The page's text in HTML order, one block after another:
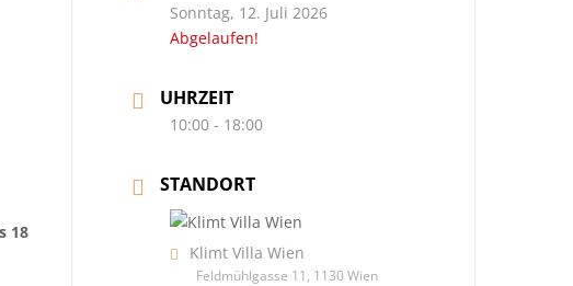
18
Sonntag, 12. Juli 2026
Abgelaufen!
UHRZEIT
10:00 - 18:00
STANDORT
Klimt Villa Wien
Feldmühlgasse 11, 1130 Wien